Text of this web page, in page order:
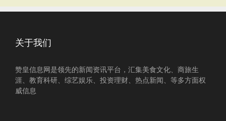
关于我们
赞皇信息网是领先的新闻资讯平台，汇集美食文化、商旅生
涯、教育科研、综艺娱乐、投资理财、热点新闻、等多方面权
威信息